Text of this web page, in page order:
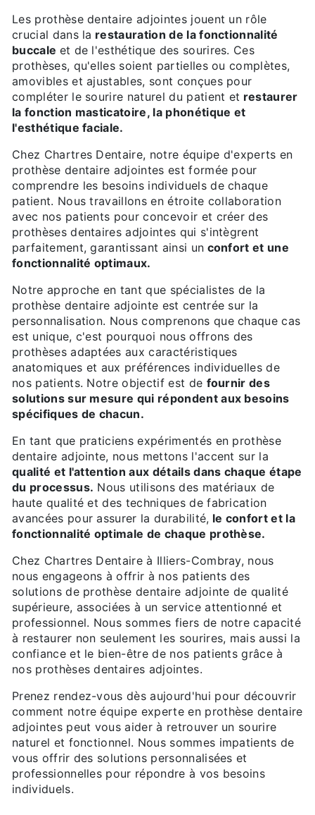
Les prothèse dentaire adjointes jouent un rôle
crucial dans la restauration de la fonctionnalité
buccale et de l'esthétique des sourires. Ces
prothèses, qu'elles soient partielles ou complètes,
amovibles et ajustables, sont conçues pour
compléter le sourire naturel du patient et restaurer
la fonction masticatoire, la phonétique et
l'esthétique faciale.
Chez Chartres Dentaire, notre équipe d'experts en
prothèse dentaire adjointes est formée pour
comprendre les besoins individuels de chaque
patient. Nous travaillons en étroite collaboration
avec nos patients pour concevoir et créer des
prothèses dentaires adjointes qui s'intègrent
parfaitement, garantissant ainsi un confort et une
fonctionnalité optimaux.
Notre approche en tant que spécialistes de la
prothèse dentaire adjointe est centrée sur la
personnalisation. Nous comprenons que chaque cas
est unique, c'est pourquoi nous offrons des
prothèses adaptées aux caractéristiques
anatomiques et aux préférences individuelles de
nos patients. Notre objectif est de fournir des
solutions sur mesure qui répondent aux besoins
spécifiques de chacun.
En tant que praticiens expérimentés en prothèse
dentaire adjointe, nous mettons l'accent sur la
qualité et l'attention aux détails dans chaque étape
du processus. Nous utilisons des matériaux de
haute qualité et des techniques de fabrication
avancées pour assurer la durabilité, le confort et la
fonctionnalité optimale de chaque prothèse.
Chez Chartres Dentaire à Illiers-Combray, nous
nous engageons à offrir à nos patients des
solutions de prothèse dentaire adjointe de qualité
supérieure, associées à un service attentionné et
professionnel. Nous sommes fiers de notre capacité
à restaurer non seulement les sourires, mais aussi la
confiance et le bien-être de nos patients grâce à
nos prothèses dentaires adjointes.
Prenez rendez-vous dès aujourd'hui pour découvrir
comment notre équipe experte en prothèse dentaire
adjointes peut vous aider à retrouver un sourire
naturel et fonctionnel. Nous sommes impatients de
vous offrir des solutions personnalisées et
professionnelles pour répondre à vos besoins
individuels.